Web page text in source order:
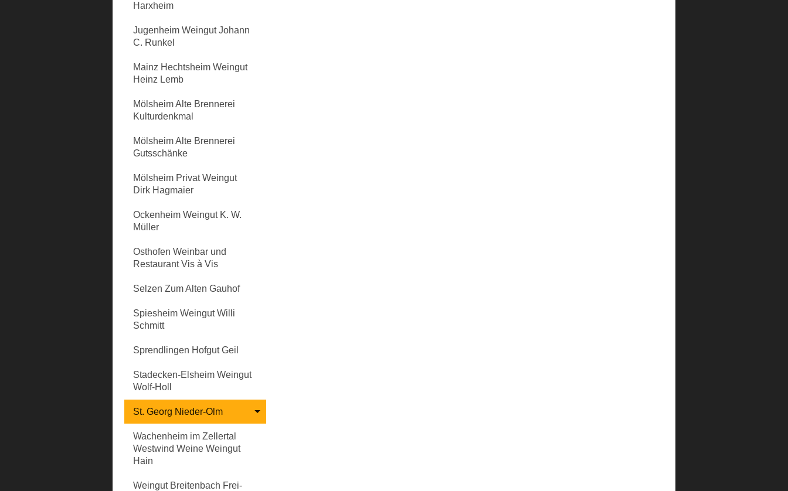
Harxheim
Jugenheim Weingut Johann
C. Runkel
Mainz Hechtsheim Weingut
Heinz Lemb
Mölsheim Alte Brennerei
Kulturdenkmal
Mölsheim Alte Brennerei
Gutsschänke
Mölsheim Privat Weingut
Dirk Hagmaier
Ockenheim Weingut K. W.
Müller
Osthofen Weinbar und
Restaurant Vis à Vis
Selzen Zum Alten Gauhof
Spiesheim Weingut Willi
Schmitt
Sprendlingen Hofgut Geil
Stadecken-Elsheim Weingut
Wolf-Holl
St. Georg Nieder-Olm
Wachenheim im Zellertal
Westwind Weine Weingut
Hain
Weingut Breitenbach Frei-